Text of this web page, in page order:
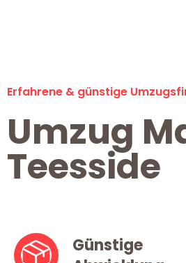
Erfahrene & günstige
Umzug
Teesside
Günstige